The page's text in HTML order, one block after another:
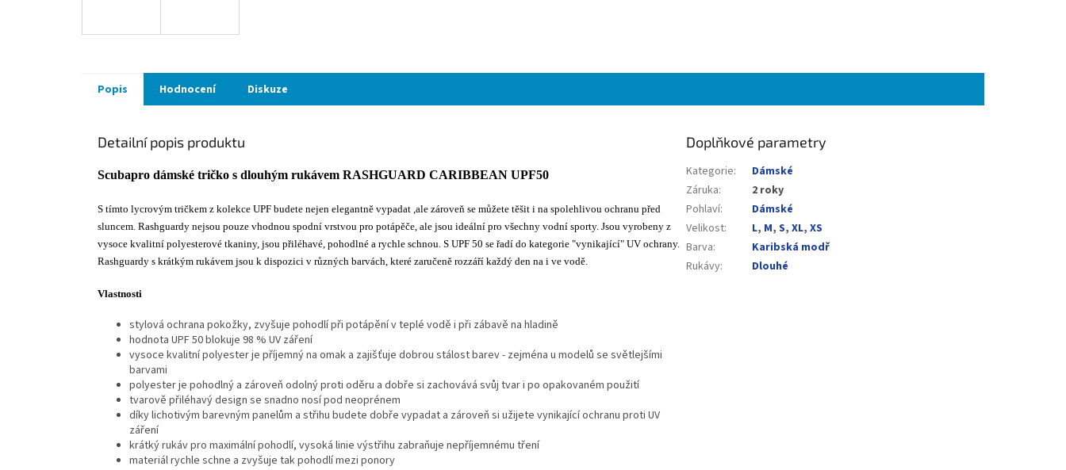
Popis Hodnocení Diskuze
Detailní popis produktu
Scubapro dámské tričko s dlouhým rukávem RASHGUARD CARIBBEAN UPF50
S tímto lycrovým tričkem z kolekce UPF budete nejen elegantně vypadat ,ale zároveň se můžete těšit i na spolehlivou ochranu před
sluncem. Rashguardy nejsou pouze vhodnou spodní vrstvou pro potápěče, ale jsou ideální pro všechny vodní sporty. Jsou vyrobeny z
vysoce kvalitní polyesterové tkaniny, jsou přiléhavé, pohodlné a rychle schnou. S UPF 50 se řadí do kategorie "vynikající" UV ochrany.
Rashguardy s krátkým rukávem jsou k dispozici v různých barvách, které zaručeně rozzáří každý den na i ve vodě.
Vlastnosti
stylová ochrana pokožky, zvyšuje pohodlí při potápění v teplé vodě i při zábavě na hladině
hodnota UPF 50 blokuje 98 % UV záření
vysoce kvalitní polyester je příjemný na omak a zajišťuje dobrou stálost barev - zejména u modelů se světlejšími
barvami
polyester je pohodlný a zároveň odolný proti oděru a dobře si zachovává svůj tvar i po opakovaném použití
tvarově přiléhavý design se snadno nosí pod neoprénem
díky lichotivým barevným panelům a střihu budete dobře vypadat a zároveň si užijete vynikající ochranu proti UV
záření
krátký rukáv pro maximální pohodlí, vysoká linie výstřihu zabraňuje nepříjemnému tření
materiál rychle schne a zvyšuje tak pohodlí mezi ponory
Doplňkové parametry
Kategorie:
Dámské
Záruka:
2 roky
Pohlaví:
Dámské
Velikost: L, M,S,XL,XS
Barva:
Karibská modř
Rukávy: Dlouhé